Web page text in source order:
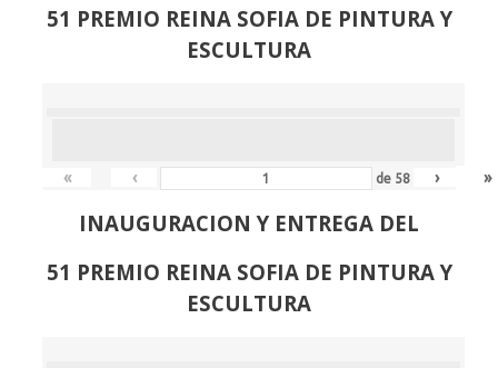
51 PREMIO REINA SOFIA DE PINTURA Y
ESCULTURA
« ‹ de 58 › »
INAUGURACION Y ENTREGA DEL
51 PREMIO REINA SOFIA DE PINTURA Y
ESCULTURA